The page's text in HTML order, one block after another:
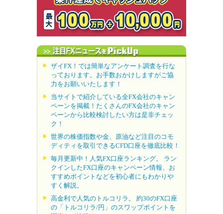
ザイFX！では簡単なアンケート調査を行な
っております。お手数おかけしますがご協
力をお願いいたします！
当サイトで紹介している全FX会社のキャン
ペーンを掲載！たくさんのFX会社のキャン
ペーンから比較検討したい方は是非チェッ
ク！
世界の株価指数や金、原油など注目のコモ
ディティを取引できるCFD口座を徹底比較！
毎月更新中！人気FX口座ランキング。 ラン
クインしたFX口座のキャンペーン情報、お
すすめポイントなどを初心者にもわかりや
すく解説。
高金利で人気のトルコリラ。 約30のFX口座
の「トルコリラ/円」のスワップポイントを